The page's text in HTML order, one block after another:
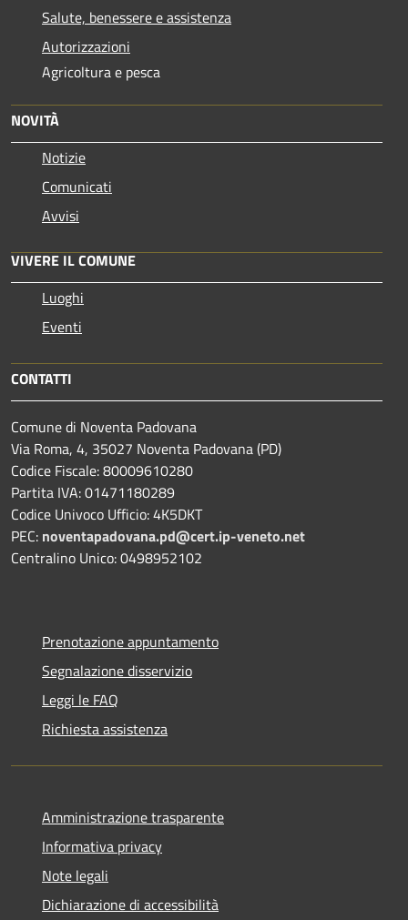
Salute, benessere e assistenza
Autorizzazioni
Agricoltura e pesca
NOVITÀ
Notizie
Comunicati
Avvisi
VIVERE IL COMUNE
Luoghi
Eventi
CONTATTI
Comune di Noventa Padovana
Via Roma, 4, 35027 Noventa Padovana (PD)
Codice Fiscale: 80009610280
Partita IVA: 01471180289
Codice Univoco Ufficio: 4K5DKT
PEC: noventapadovana.pd@cert.ip-veneto.net
Centralino Unico: 0498952102
Prenotazione appuntamento
Segnalazione disservizio
Leggi le FAQ
Richiesta assistenza
Amministrazione trasparente
Informativa privacy
Note legali
Dichiarazione di accessibilità